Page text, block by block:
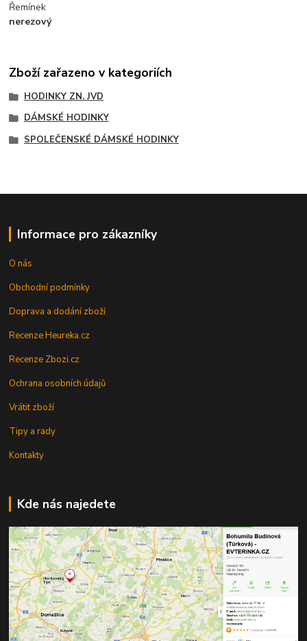
Řemínek
nerezový
Zboží zařazeno v kategoriích
HODINKY ZN. JVD
DÁMSKÉ HODINKY
SPOLEČENSKÉ DÁMSKÉ HODINKY
Informace pro zákazníky
O nás
Obchodní podmínky
Doprava a dodání zboží
Recenze Heureka.cz
Recenze Zbozi.cz
Ochrana osobních údajů
Vrátit zboží
Tipy a rady
Kontakty
Kde nás najedete